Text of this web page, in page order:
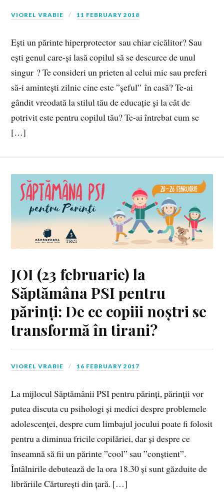
VIOREL VRABIE 11 FEBRUARY 2018
Ești un părinte hiperprotector sau chiar cicălitor? Sau
ești genul care-și lasă copilul să se descurce de unul
singur ? Te consideri un prieten al celui mic sau preferi
să-i amintești zilnic cine este ”șeful” în casă? Te-ai
gândit vreodată la stilul tău de educație și la cât de
potrivit este pentru copilul tău? Te-ai întrebat cum se
[…]
JOI (23 februarie) la
Săptămâna PSI pentru
părinți: De ce copiii noștri se
transformă în tirani?
VIOREL VRABIE 16 FEBRUARY 2017
La mijlocul Săptămânii PSI pentru părinți, părinții vor
putea discuta cu psihologi și medici despre problemele
adolescenței, despre cum limbajul jocului poate fi folosit
pentru a diminua fricile copilăriei, dar și despre ce
înseamnă să fii un părinte ”cool” sau ”conștient”.
Întâlnirile debutează de la ora 18.30 și sunt găzduite de
librăriile Cărturești din țară. […]